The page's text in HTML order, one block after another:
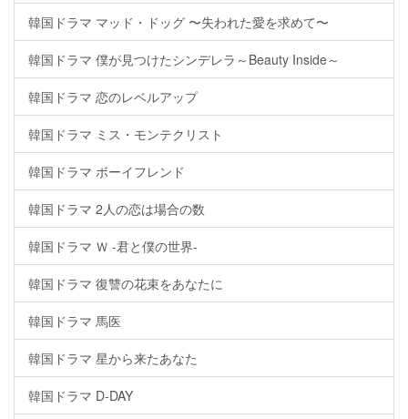
韓国ドラマ マッド・ドッグ 〜失われた愛を求めて〜
韓国ドラマ 僕が見つけたシンデレラ～Beauty Inside～
韓国ドラマ 恋のレベルアップ
韓国ドラマ ミス・モンテクリスト
韓国ドラマ ボーイフレンド
韓国ドラマ 2人の恋は場合の数
韓国ドラマ Ｗ -君と僕の世界-
韓国ドラマ 復讐の花束をあなたに
韓国ドラマ 馬医
韓国ドラマ 星から来たあなた
韓国ドラマ D-DAY